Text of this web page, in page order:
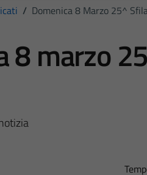
/ Domenica 8 Marzo 25^
8 marzo